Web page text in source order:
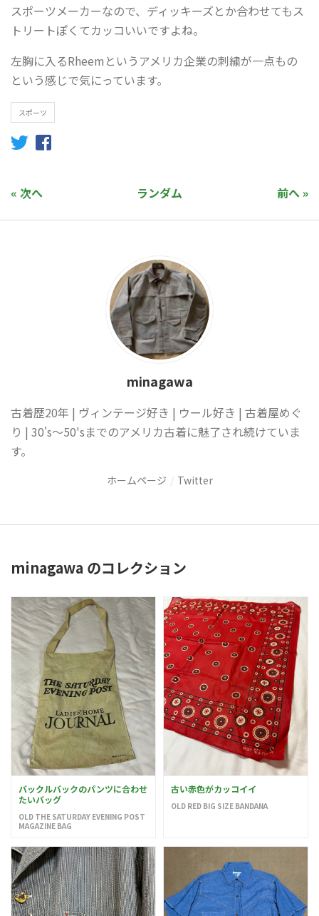
スポーツメーカーなので、ディッキーズとか合わせてもス
トリートぽくてカッコいいですよね。
左胸に入るRheemというアメリカ企業の刺繍が一点もの
という感じで気にっています。
スポーツ
« 次へ 前へ »
ランダム
minagawa
古着歴20年 | ヴィンテージ好き | ウール好き | 古着屋めぐ
り | 30's〜50'sまでのアメリカ古着に魅了され続けていま
す。
ホームページ Twitter
minagawa のコレクション
バックルバックのパンツに合わせ
たいバッグ
OLD THE SATURDAY EVENING POST
MAGAZINE BAG
古い赤色がカッコイイ
OLD RED BIG SIZE BANDANA